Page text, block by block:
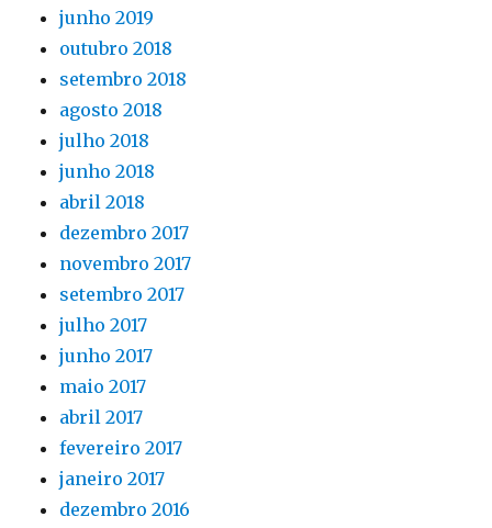
junho 2019
outubro 2018
setembro 2018
agosto 2018
julho 2018
junho 2018
abril 2018
dezembro 2017
novembro 2017
setembro 2017
julho 2017
junho 2017
maio 2017
abril 2017
fevereiro 2017
janeiro 2017
dezembro 2016